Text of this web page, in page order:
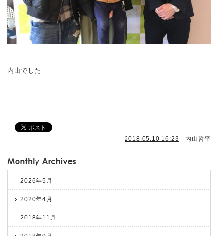
内山でした
2018.05.10 16:23 ｜内山哲平
2026年5月
2020年4月
2018年11月